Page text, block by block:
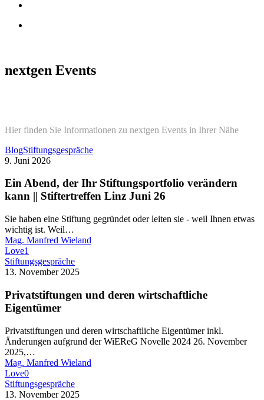
nextgen Events
Hier finden Sie Informationen zu nextgen Events in Ihrer Nähe
BlogStiftungsgesprächeEin
Ihr
Stiftungsportfolio
verändern
||
9. Juni 2026
Ein Abend, der Ihr Stiftungsportfolio verändern
kann || Stiftertreffen Linz Juni 26
Sie haben eine Stiftung gegründet oder leiten sie - weil Ihnen etwas
wichtig ist. Weil…
Mag. Manfred Wieland
Love1
StiftungsgesprächePrivatstiftungen
und
wirtschaftliche
13. November 2025
Privatstiftungen und deren wirtschaftliche
Eigentümer
Privatstiftungen und deren wirtschaftliche Eigentümer inkl.
Änderungen aufgrund der WiEReG Novelle 2024 26. November
2025,…
Mag. Manfred Wieland
Love0
StiftungsgesprächeUnternehmensstiftungen
–
13. November 2025